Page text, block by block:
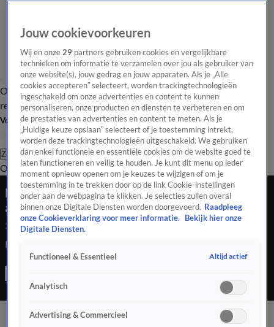
Overzicht Laatste nieuws Regionieuws Het beste van Hart
Tip de
redactie
Volg Hart van Nederland
Zoeken
OverzichtRegioUitzendingenWeerTip de redactiePanelVideo's
Brand bij basisschool in Goor mogelijk
aangestoken
24 juli 2020, 21:58
Brand bij basisschool in Goor mogelijk aangestoken
Jouw cookievoorkeuren
Wij en onze29 partners gebruiken cookies en vergelijkbare
technieken om informatie te verzamelen over jou als gebruiker van
onze website(s), jouw gedrag en jouw apparaten. Als je „Alle
cookies accepteren” selecteert, worden trackingtechnologieën
ingeschakeld om onze advertenties en content te kunnen
personaliseren, onze producten en diensten te verbeteren en om
de prestaties van advertenties en content te meten. Als je
„Huidige keuze opslaan” selecteert of je toestemming intrekt,
worden deze trackingtechnologieën uitgeschakeld. We gebruiken
dan enkel functionele en essentiële cookies om de website goed te
laten functioneren en veilig te houden. Je kunt dit menu op ieder
moment opnieuw openen om je keuzes te wijzigen of om je
toestemming in te trekken door op de link Cookie-instellingen
onder aan de webpagina te klikken. Je selecties zullen overal
binnen onze Digitale Diensten worden doorgevoerd. Raadpleeg
onze Cookieverklaring voor meer informatie.
Bekijk hier onze
Digitale Diensten.
Functioneel & Essentieel Altijd actief
Analytisch
Advertising & Commercieel